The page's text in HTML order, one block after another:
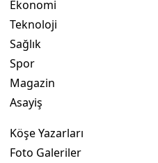
Ekonomi
Teknoloji
Sağlık
Spor
Magazin
Asayiş
Köşe Yazarları
Foto Galeriler